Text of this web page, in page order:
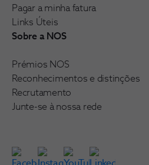
Pagar a minha fatura
Links Úteis
Sobre a NOS
Prémios NOS
Reconhecimentos e distinções
Recrutamento
Junte-se à nossa rede